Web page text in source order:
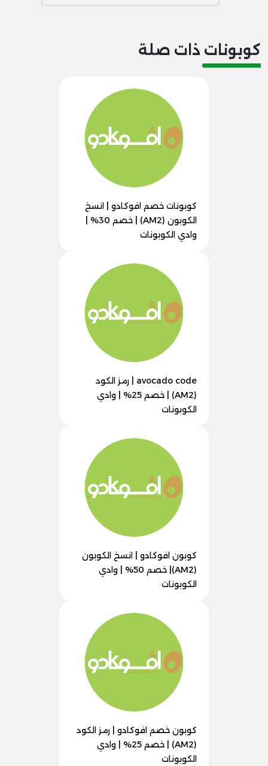
كوبونات ذات صلة
كوبونات خصم افوكادو | انسخ
الكوبون (AM2) | خصم 30% |
وادي الكوبونات
avocado code | رمز الكود
(AM2) | خصم 25% | وادي
الكوبونات
كوبون افوكادو | انسخ الكوبون
(AM2)| خصم 50% | وادي
الكوبونات
كوبون خصم افوكادو | رمز الكود
(AM2) | خصم 25% | وادي
الكوبونات